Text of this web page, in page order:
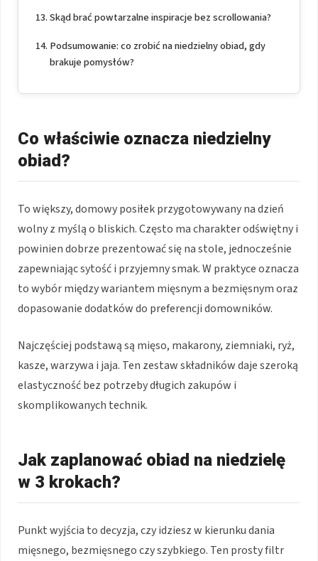
Skąd brać powtarzalne inspiracje bez scrollowania?
Podsumowanie: co zrobić na niedzielny obiad, gdy
brakuje pomysłów?
Co właściwie oznacza niedzielny
obiad?
To większy, domowy posiłek przygotowywany na dzień
wolny z myślą o bliskich. Często ma charakter odświętny i
powinien dobrze prezentować się na stole, jednocześnie
zapewniając sytość i przyjemny smak. W praktyce oznacza
to wybór między wariantem mięsnym a bezmięsnym oraz
dopasowanie dodatków do preferencji domowników.
Najczęściej podstawą są mięso, makarony, ziemniaki, ryż,
kasze, warzywa i jaja. Ten zestaw składników daje szeroką
elastyczność bez potrzeby długich zakupów i
skomplikowanych technik.
Jak zaplanować obiad na niedzielę
w 3 krokach?
Punkt wyjścia to decyzja, czy idziesz w kierunku dania
mięsnego, bezmięsnego czy szybkiego. Ten prosty filtr